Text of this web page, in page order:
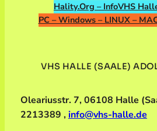
Hality.Org – InfoVHS
PC – Windows – LINUX –
VHS HALLE (SAALE)
Oleariusstr. 7, 06108 Halle
2213389 ,info@vhs-halle.de